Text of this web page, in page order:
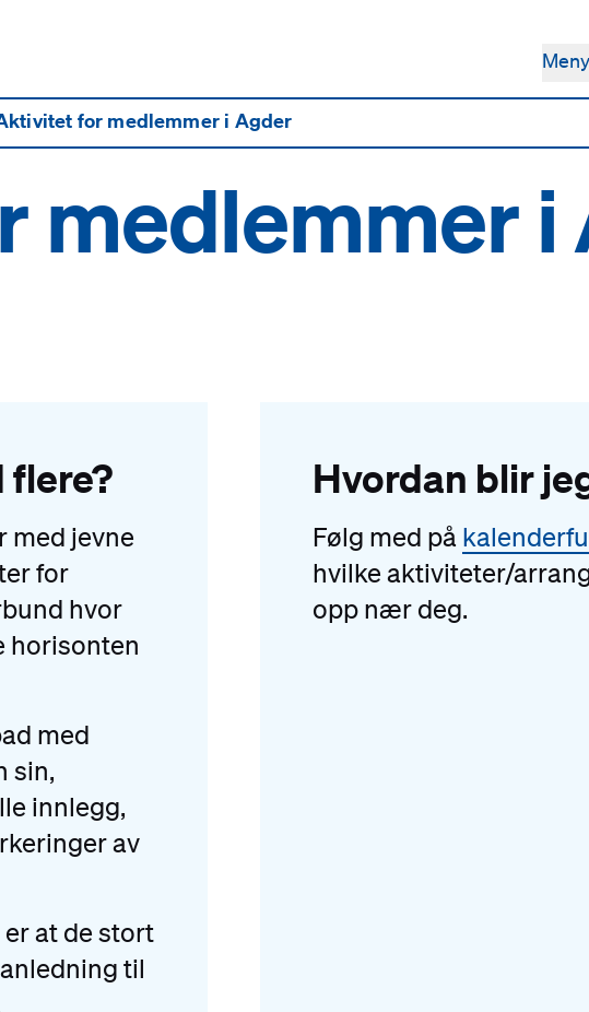
for medlemmer i Agder
medlemmer i
flere?
med jevne
for
hvor
horisonten
med
sin,
innlegg,
av
at de stort
til
Hvordan blir
Følg med på
hvilke aktiviteter/
opp nær deg.